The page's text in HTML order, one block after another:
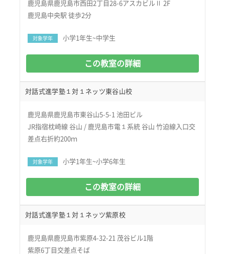
鹿児島県鹿児島市西田2丁目28-6アスカビルⅡ 2F
鹿児島中央駅 徒歩2分
対象学年 小学1年生~中学生
この教室の詳細
対話式進学塾１対１ネッツ東谷山校
鹿児島県鹿児島市東谷山5-5-1 池田ビル
JR指宿枕崎線 谷山 / 鹿児島市電１系統 谷山 竹迫線入口交
差点右折約200ｍ
対象学年 小学1年生~小学6年生
この教室の詳細
対話式進学塾１対１ネッツ紫原校
鹿児島県鹿児島市紫原4-32-21 茂谷ビル1階
紫原6丁目交差点そば